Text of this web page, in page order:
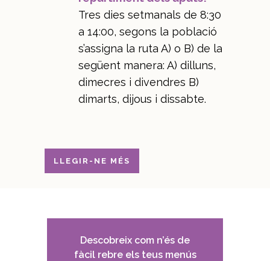
Tres dies setmanals de 8:30
a 14:00, segons la població
s’assigna la ruta A) o B) de la
següent manera: A) dilluns,
dimecres i divendres B)
dimarts, dijous i dissabte.
LLEGIR-NE MÉS
Descobreix com n’és de
fàcil rebre els teus menús